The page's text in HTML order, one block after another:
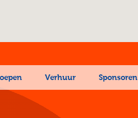
Verhuur Sponsoren